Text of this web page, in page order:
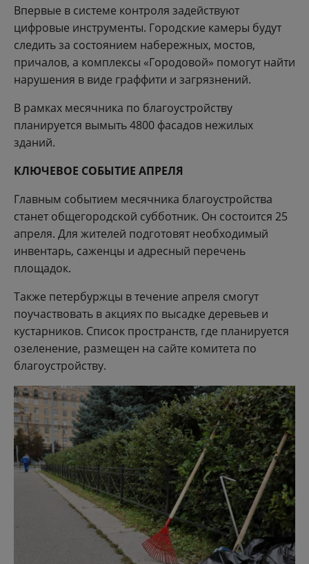
Впервые в системе контроля задействуют
цифровые инструменты. Городские камеры будут
следить за состоянием набережных, мостов,
причалов, а комплексы «Городовой» помогут найти
нарушения в виде граффити и загрязнений.
В рамках месячника по благоустройству
планируется вымыть 4800 фасадов нежилых
зданий.
КЛЮЧЕВОЕ СОБЫТИЕ АПРЕЛЯ
Главным событием месячника благоустройства
станет общегородской субботник. Он состоится 25
апреля. Для жителей подготовят необходимый
инвентарь, саженцы и адресный перечень
площадок.
Также петербуржцы в течение апреля смогут
поучаствовать в акциях по высадке деревьев и
кустарников. Список пространств, где планируется
озеленение, размещен на сайте комитета по
благоустройству.